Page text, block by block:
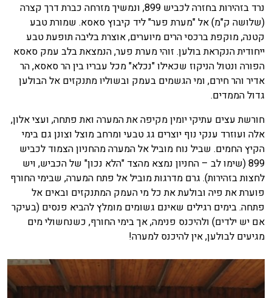
נרד בזהירות בחזרה לכביש 899, ונמשיך מזרחה כברת דרך קצרה
(שלושה ק"מ) אל "מערת פער" ליד קיבוץ סאסא. שמורת טבע
קטנה, מוקפת ברכסי הרים מיוערים, אוצרת בליבה תופעת טבע
ייחודית הנקראת בולען. זוהי מערת פער, הנמצאת בלב עמק סאסא
הפורה ונטול הניקוז שכאילו "נכלא" מכל עבריו בין הר סאסא, הר
אדיר והר חירם, ומי הגשמים בעמק ובשוליו מתנקזים אל הבולען
גדול הממדים.
חורשת עצים עתיקי יומין מקיפה את המערה ואת פתחה, ועצי אלון,
אלה ועוזרד ענקי נוף יוצרים גג טבעי ומרחב מוצל וצונן גם בימי
הקיץ החמים. שביל נוח מוביל אל המערה מהחניון הצמוד לכביש
899 (שימו לב – החניון נמצא מהצד "הלא נכון" של הכביש, ויש
לחצות בזהירות). גרם מדרגות מוביל אל פתח המערה, שבימי החורף
פוערת את פיה ובולעת את כל מי העמק המתנקזים ובאים אל
פתחה. בימים רגילים שאינם גשומים מומלץ להביא פנסים (בעיקר
אם יש ילדים) ולהיכנס פנימה, אך בימי החורף, כשנחשולי מים
מגיעים לבולען, אין להיכנס למערה!